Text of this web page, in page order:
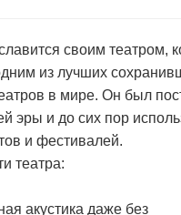
своим театром,
из лучших
в мире. Он был
эры и до сих пор
и фестивалей.
театра:
акустика даже без